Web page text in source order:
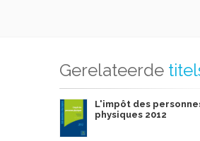
le logement ;
d'énergie ;
Gerelateerde
L'impôt des
physiques 2012